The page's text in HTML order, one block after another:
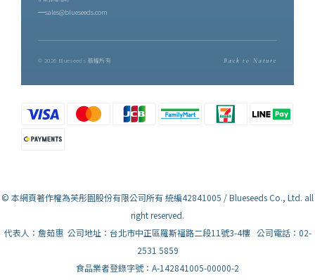
sales@blueseeds.com
© 2026 Blueseeds 版權所有 Back to Nature
© 本網頁著作權為芙彤園股份有限公司所有 統編42841005 / Blueseeds Co., Ltd. all
right reserved.
代表人：詹茹惠 公司地址：台北市中正區羅斯福路二段11號3-4樓 公司電話：02-
2531 5859
食品業者登錄字號：A-142841005-00000-2